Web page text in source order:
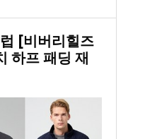
[비버리힐즈
하프 패딩 재